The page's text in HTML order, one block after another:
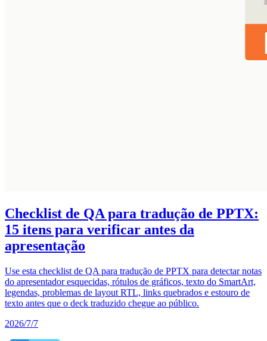
Checklist de QA para tradução de PPTX:
15 itens para verificar antes da
apresentação
Use esta checklist de QA para tradução de PPTX para detectar notas
do apresentador esquecidas, rótulos de gráficos, texto do SmartArt,
legendas, problemas de layout RTL, links quebrados e estouro de
texto antes que o deck traduzido chegue ao público.
2026/7/7